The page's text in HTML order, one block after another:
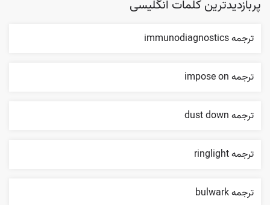
پربازدیدترین کلمات انگلیسی
ترجمه immunodiagnostics
ترجمه impose on
ترجمه dust down
ترجمه ringlight
ترجمه bulwark